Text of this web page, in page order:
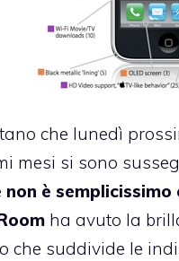
che lunedì
mesi si sono
non è
ha avuto la
che suddivide le